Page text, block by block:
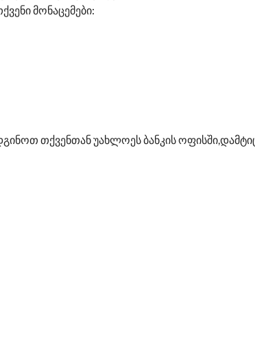
მონაცემები:
თქვენთან უახლოეს ბანკის